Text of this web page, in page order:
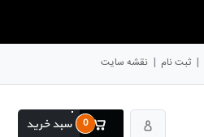
| ثبت نام | نقشه سایت
سبد خرید 0